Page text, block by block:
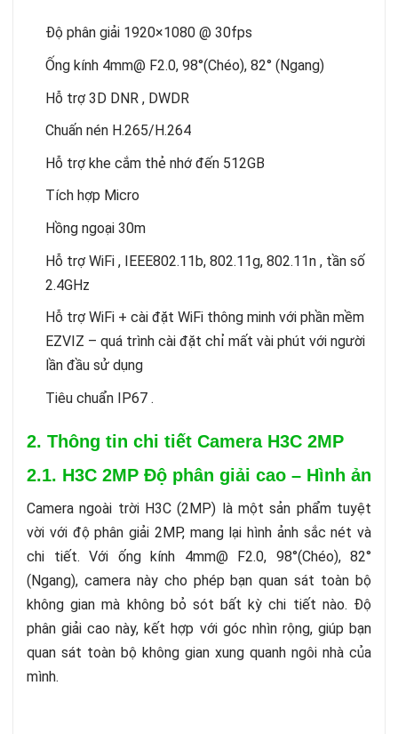
Độ phân giải 1920×1080 @ 30fps
Ống kính 4mm@ F2.0, 98°(Chéo), 82° (Ngang)
Hỗ trợ 3D DNR , DWDR
Chuấn nén H.265/H.264
Hỗ trợ khe cắm thẻ nhớ đến 512GB
Tích hợp Micro
Hồng ngoại 30m
Hỗ trợ WiFi , IEEE802.11b, 802.11g, 802.11n , tần số
2.4GHz
Hỗ trợ WiFi + cài đặt WiFi thông minh với phần mềm
EZVIZ – quá trình cài đặt chỉ mất vài phút với người
lần đầu sử dụng
Tiêu chuẩn IP67 .
2. Thông tin chi tiết Camera H3C 2MP
2.1. H3C 2MP Độ phân giải cao – Hình ảnh
Camera ngoài trời H3C (2MP) là một sản phẩm tuyệt
vời với độ phân giải 2MP, mang lại hình ảnh sắc nét và
chi tiết. Với ống kính 4mm@ F2.0, 98°(Chéo), 82°
(Ngang), camera này cho phép bạn quan sát toàn bộ
không gian mà không bỏ sót bất kỳ chi tiết nào. Độ
phân giải cao này, kết hợp với góc nhìn rộng, giúp bạn
quan sát toàn bộ không gian xung quanh ngôi nhà của
mình.